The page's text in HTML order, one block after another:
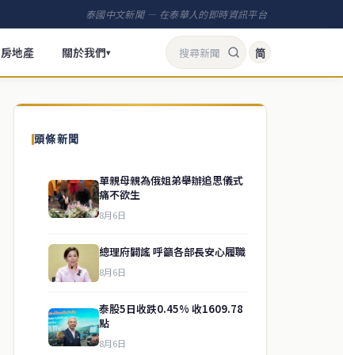
泰國中文新聞 — 在泰華人的即時資訊平台
房地產 關於我們▾ 简
頭條新聞
單親母親為俄姐弟舉辦追思儀式
痛不欲生
8月6日
總理府闢謠 呼籲各部長安心履職
8月6日
泰股5日收跌0.45% 收1609.78
點
8月6日